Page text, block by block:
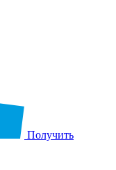
Получить